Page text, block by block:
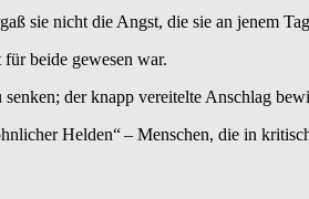
sie nicht die Angst, die sie an jenem
beide gewesen war.
der knapp vereitelte Anschlag
Helden“ – Menschen, die in